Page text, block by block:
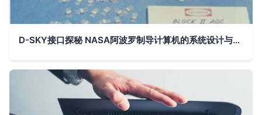
D-SKY接口探秘 NASA阿波罗制导计算机的系统设计与图文交互